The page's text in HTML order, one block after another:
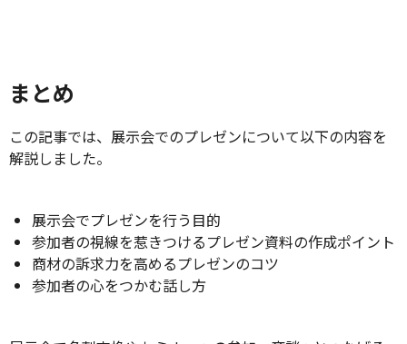
まとめ
この記事では、展示会でのプレゼンについて以下の内容を
解説しました。
展示会でプレゼンを行う目的
参加者の視線を惹きつけるプレゼン資料の作成ポイント
商材の訴求力を高めるプレゼンのコツ
参加者の心をつかむ話し方